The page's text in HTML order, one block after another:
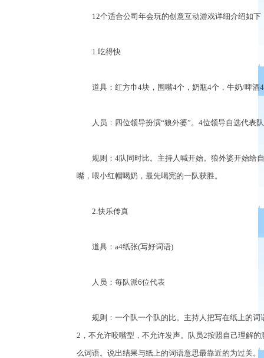
12个适合公司年会玩的创意互动游戏详细介绍如下
1.吃得快
道具：红方巾4块，围嘴4个，奶瓶4个，牛奶/啤酒4
人员：四位领导扮演“狼外婆”。4位领导自选代表
规则：4队同时比。主持人喊开始。狼外婆开始给自
嘴，喂小红帽喝奶，最先喝完的一队获胜。
2.快乐传真
道具：a4纸张(写好词语)
人员：每队派6位代表
规则：一个队一个队的比。主持人把写在纸上的词
2，不允许咬嘴型，不允许发声。队员2按照自己理解
么词语。说出结果与纸上的词语意思最靠近的为过关。